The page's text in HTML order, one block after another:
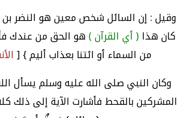
وقيل : إن السائل شخص معين هو النضر بن
كان هذا( أي القرآن )هو الحق من عندك
من السماء أو ائتنا بعذاب أليم } [
وكان النبي صلى الله عليه وسلم يسأل
المشركين بالقحط فأشارت الآية إلى ذلك